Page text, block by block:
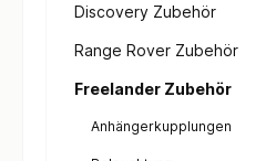
Discovery Zubehör
Range Rover Zubehör
Freelander Zubehör
Anhängerkupplungen